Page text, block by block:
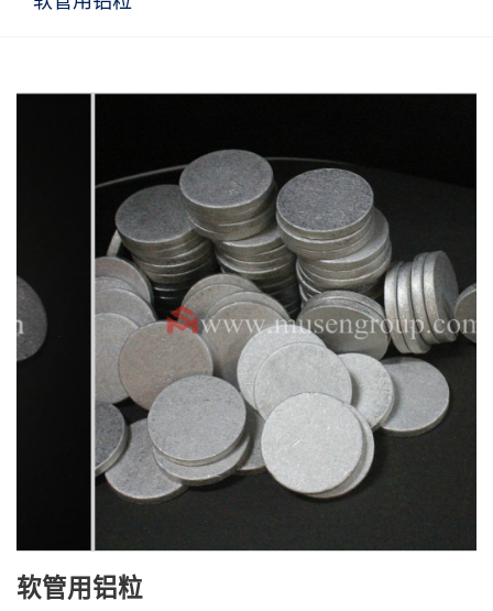
软管用铝粒